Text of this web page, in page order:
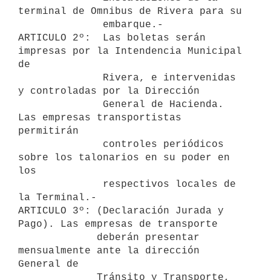
terminal de Omnibus de Rivera para su
ARTICULO 2º:  Las boletas serán
impresas por la Intendencia Municipal
de
y controladas por la Dirección
Las empresas transportistas
permitirán
sobre los talonarios en su poder en
los
la Terminal.-
ARTICULO 3º: (Declaración Jurada y
Pago). Las empresas de transporte
mensualmente ante la dirección
General de